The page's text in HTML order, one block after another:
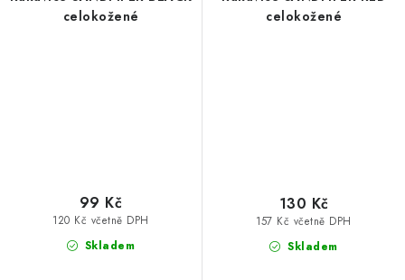
celokožené
Skladem
120 Kč včetně DPH
99 Kč
celokožené
Skladem
157 Kč včetně DPH
130 Kč